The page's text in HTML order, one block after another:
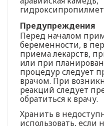
Предупреждения
Перед началом
беременности, в
приема лекарств,
или при
процедур следует
врачом. При
реакций следует
обратиться к врачу.
Хранить в
использовать, если